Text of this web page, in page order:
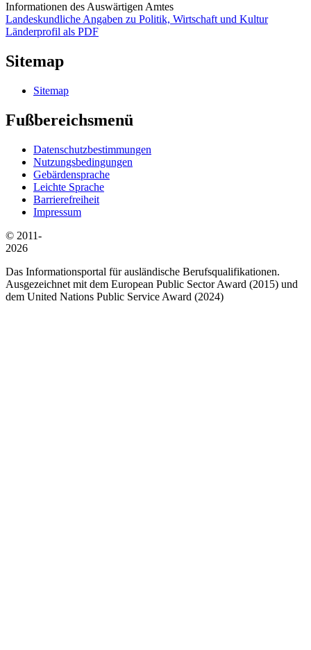
Informationen des Auswärtigen Amtes
Landeskundliche Angaben zu Politik, Wirtschaft und Kultur
Länderprofil als PDF
Sitemap
Sitemap
Fußbereichsmenü
Datenschutzbestimmungen
Nutzungsbedingungen
Gebärdensprache
Leichte Sprache
Barrierefreiheit
Impressum
© 2011-
2026
Das Informationsportal für ausländische Berufsqualifikationen.
Ausgezeichnet mit dem European Public Sector Award (2015) und
dem United Nations Public Service Award (2024)